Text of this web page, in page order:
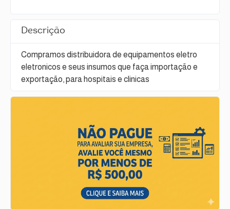
Descrição
Compramos distribuidora de equipamentos eletro
eletronicos e seus insumos que faça importação e
exportação, para hospitais e clinicas